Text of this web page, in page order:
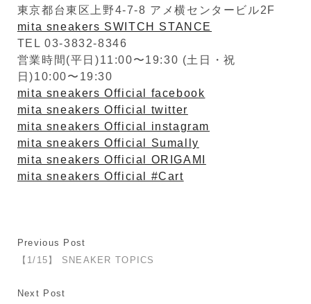
東京都台東区上野4-7-8 アメ横センタービル2F
mita sneakers SWITCH STANCE
TEL 03-3832-8346
営業時間(平日)11:00〜19:30 (土日・祝
日)10:00〜19:30
mita sneakers Official facebook
mita sneakers Official twitter
mita sneakers Official instagram
mita sneakers Official Sumally
mita sneakers Official ORIGAMI
mita sneakers Official #Cart
Previous Post
【1/15】 SNEAKER TOPICS
Next Post